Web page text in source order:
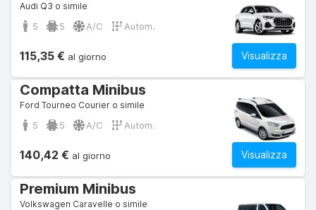
Audi Q3 o simile
5 5 A/C Autom.
Visualizza
115,35 € al giorno
Compatta Minibus
Ford Tourneo Courier o simile
5 5 A/C Autom.
Visualizza
140,42 € al giorno
Premium Minibus
Volkswagen Caravelle o simile